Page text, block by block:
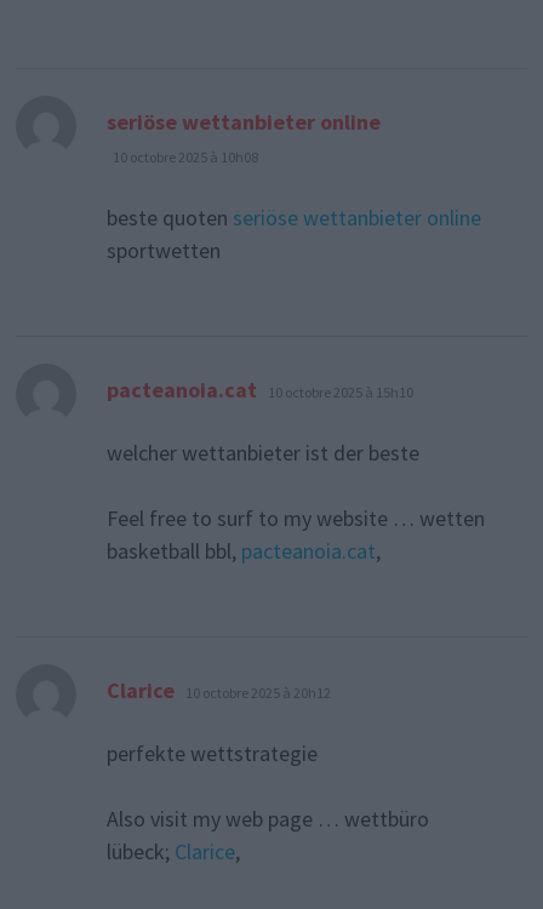
seriöse wettanbieter online
10 octobre 2025 à 10h08
beste quoten seriöse wettanbieter online
sportwetten
pacteanoia.cat dit :
10 octobre 2025 à 15h10
welcher wettanbieter ist der beste
Feel free to surf to my website … wetten
basketball bbl, pacteanoia.cat,
Clarice dit :
10 octobre 2025 à 20h12
perfekte wettstrategie
Also visit my web page … wettbüro
lübeck; Clarice,